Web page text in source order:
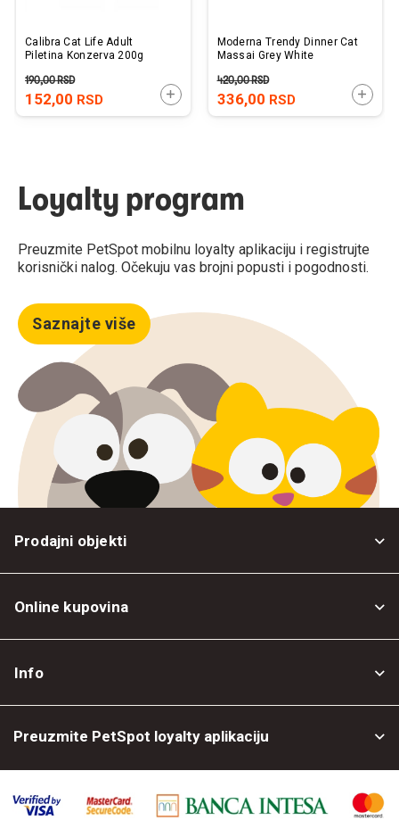
Calibra Cat Life Adult
Piletina Konzerva 200g
152,00 RSD
190,00RSD
DODAJTE U KORPU
Moderna Trendy Dinner Cat
Massai Grey White
336,00 RSD
420,00RSD
Loyalty program
Preuzmite PetSpot mobilnu loyalty aplikaciju i registrujte
korisnički nalog. Očekuju vas brojni popusti i pogodnosti.
Saznajte više
Prodajni objekti
Online kupovina
Info
Preuzmite PetSpot loyalty aplikaciju